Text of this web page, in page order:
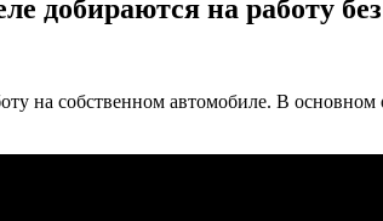
добираются на работу
на собственном автомобиле. В